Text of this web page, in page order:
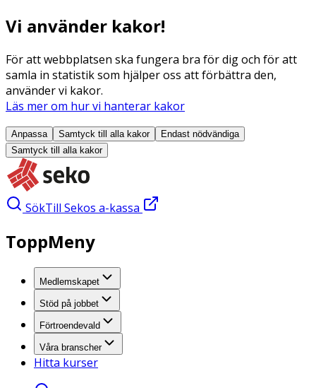
Vi använder kakor!
För att webbplatsen ska fungera bra för dig och för att
samla in statistik som hjälper oss att förbättra den,
använder vi kakor.
Läs mer om hur vi hanterar kakor
Anpassa Samtyck till alla kakor
Endast nödvändiga
Samtyck till alla kakor
SökTill Sekos a-kassa
ToppMeny
Medlemskapet
Stöd på jobbet
Förtroendevald
Våra branscher
Hitta kurser